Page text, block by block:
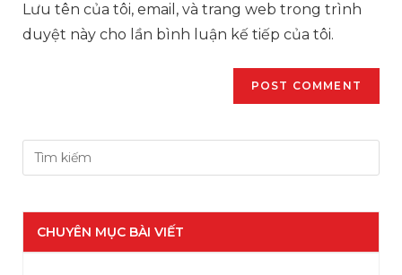
Lưu tên của tôi, email, và trang web trong trình
duyệt này cho lần bình luận kế tiếp của tôi.
CHUYÊN MỤC BÀI VIẾT